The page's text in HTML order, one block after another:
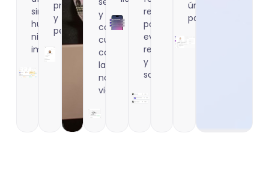
sin
huecos
ni
imprevistos.
profesional
y
personalizado.
y
confidencial,
cumpliendo
con
la
normativa
vigente.
realista
para
evitar
retrasos
y
sobrecargas.
único
panel.